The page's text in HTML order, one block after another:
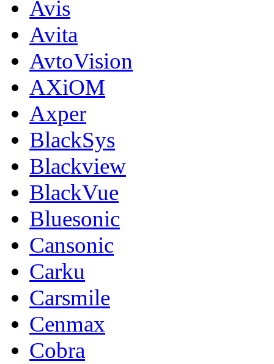
Avis
Avita
AvtoVision
AXiOM
Axper
BlackSys
Blackview
BlackVue
Bluesonic
Cansonic
Carku
Carsmile
Cenmax
Cobra